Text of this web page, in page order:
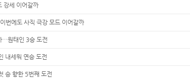
강세 이어갈까
번에도 사직 극강 모드 이어갈까
…원태인 3승 도전
내세워 연승 도전
승 향한 5번째 도전